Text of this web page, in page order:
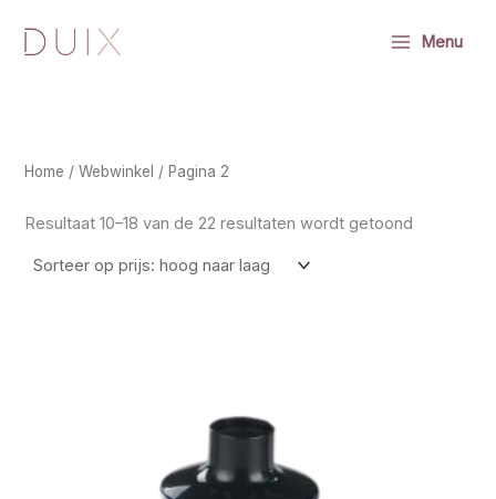
Zoeken Menu
Home /Webwinkel / Pagina 2
Resultaat 10–18 van de 22 resultaten wordt getoond